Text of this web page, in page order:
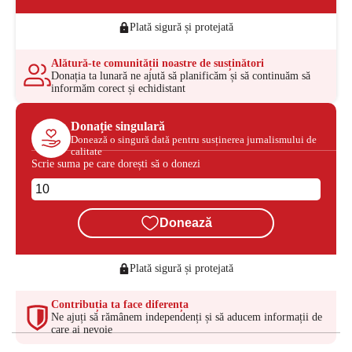
Plată sigură și protejată
Alătură-te comunității noastre de susținători
Donația ta lunară ne ajută să planificăm și să continuăm să
informăm corect și echidistant
Donație singulară
Donează o singură dată pentru susținerea jurnalismului de
calitate
Scrie suma pe care dorești să o donezi
Donează
Plată sigură și protejată
Contribuția ta face diferența
Ne ajuți să rămânem independenți și să aducem informații de
care ai nevoie